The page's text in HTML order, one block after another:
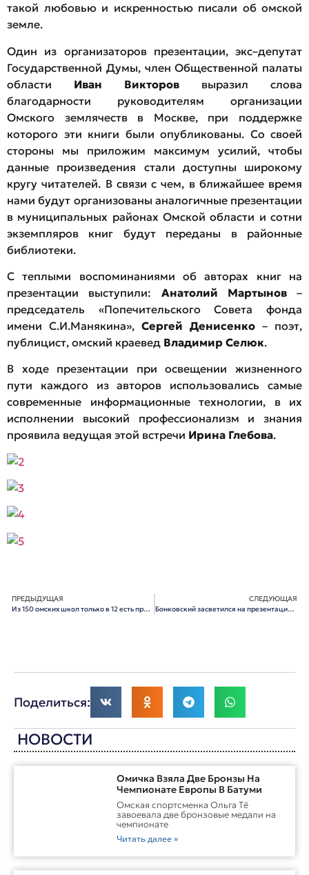
такой любовью и искренностью писали об омской
земле.
Один из организаторов презентации, экс–депутат
Государственной Думы, член Общественной палаты
области Иван Викторов выразил слова
благодарности руководителям организации
Омского землячеств в Москве, при поддержке
которого эти книги были опубликованы. Со своей
стороны мы приложим максимум усилий, чтобы
данные произведения стали доступны широкому
кругу читателей. В связи с чем, в ближайшее время
нами будут организованы аналогичные презентации
в муниципальных районах Омской области и сотни
экземпляров книг будут переданы в районные
библиотеки.
С теплыми воспоминаниями об авторах книг на
презентации выступили: Анатолий Мартынов–
председатель «Попечительского Совета фонда
имени С.И.Манякина», Сергей Денисенко – поэт,
публицист, омский краевед Владимир Селюк.
В ходе презентации при освещении жизненного
пути каждого из авторов использовались самые
современные информационные технологии, в их
исполнении высокий профессионализм и знания
проявила ведущая этой встречи Ирина Глебова.
ПРЕДЫДУЩАЯ
Из 150 омских школ только в 12 есть продленка
СЛЕДУЮЩАЯ
Бонковский засветился на презентации книг омских писателей
Поделиться:
НОВОСТИ
Омичка Взяла Две Бронзы На
Чемпионате Европы В Батуми
Омская спортсменка Ольга Тё
завоевала две бронзовые медали на
чемпионате
Читать далее »